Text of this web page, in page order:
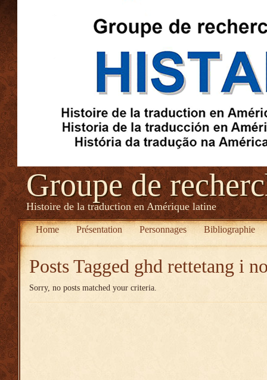
Groupe de
Histoire de la traduction en Amérique latine
Home Présentation Personnages Bibliographie
Posts Tagged ghd rettetang i
Sorry, no posts matched your criteria.